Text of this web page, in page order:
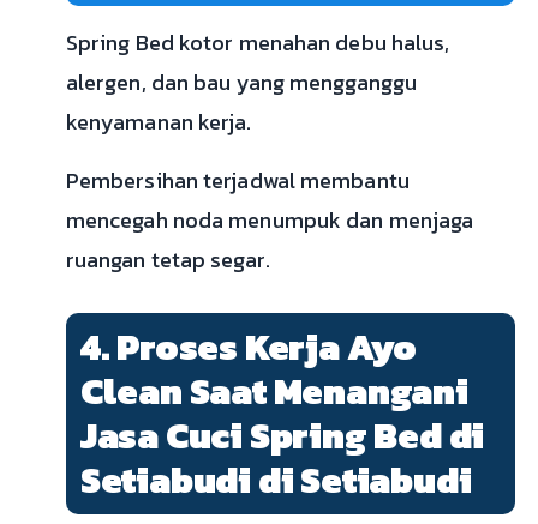
Spring Bed kotor menahan debu halus,
alergen, dan bau yang mengganggu
kenyamanan kerja.
Pembersihan terjadwal membantu
mencegah noda menumpuk dan menjaga
ruangan tetap segar.
4. Proses Kerja Ayo
Clean Saat Menangani
Jasa Cuci Spring Bed di
Setiabudi di Setiabudi